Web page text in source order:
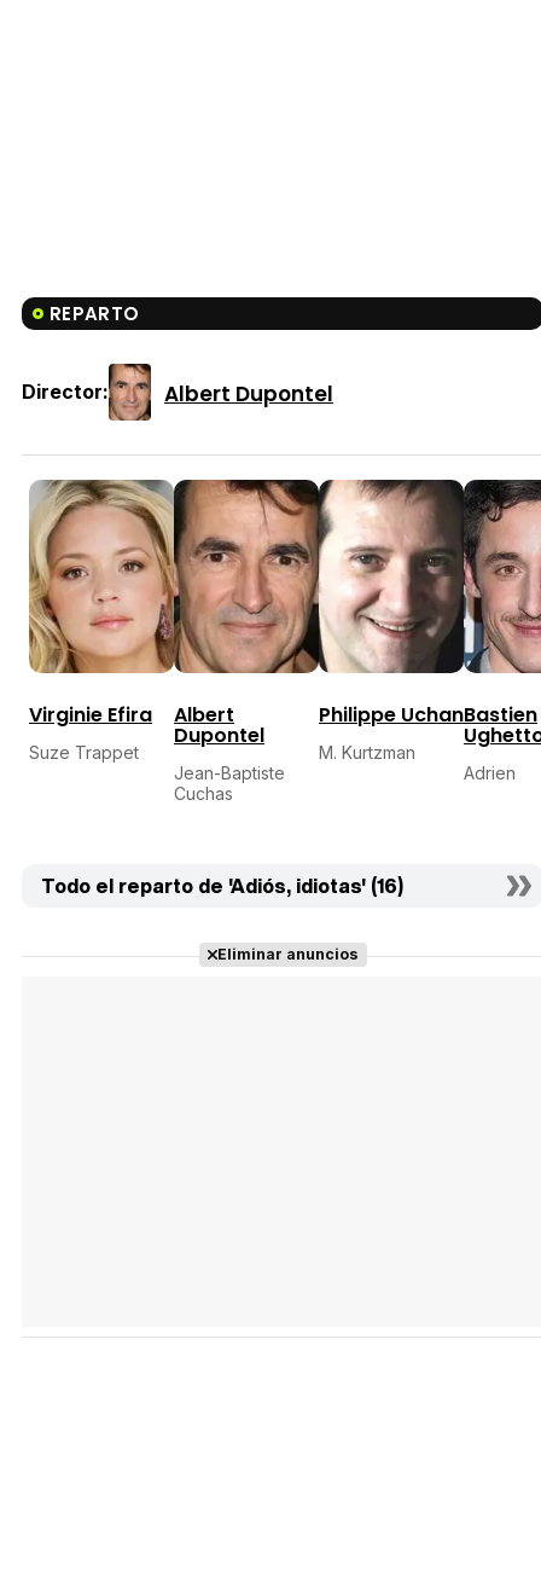
REPARTO
Director: Albert Dupontel
Virginie Efira
Suze Trappet
Albert
Dupontel
Jean-Baptiste
Cuchas
Philippe Uchan
M. Kurtzman
Bastien
Adrien
Todo el reparto de 'Adiós, idiotas' (16)
Eliminar anuncios